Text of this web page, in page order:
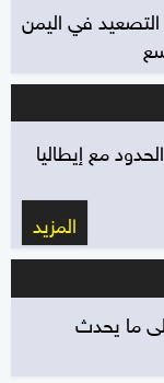
التصعيد في اليمن
مع إيطاليا
المزيد
ما يحدث